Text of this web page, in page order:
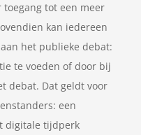
tot een meer
kan iedereen
het publieke debat:
te voeden of door bij
debat. Dat geldt voor
een
digitale tijdperk